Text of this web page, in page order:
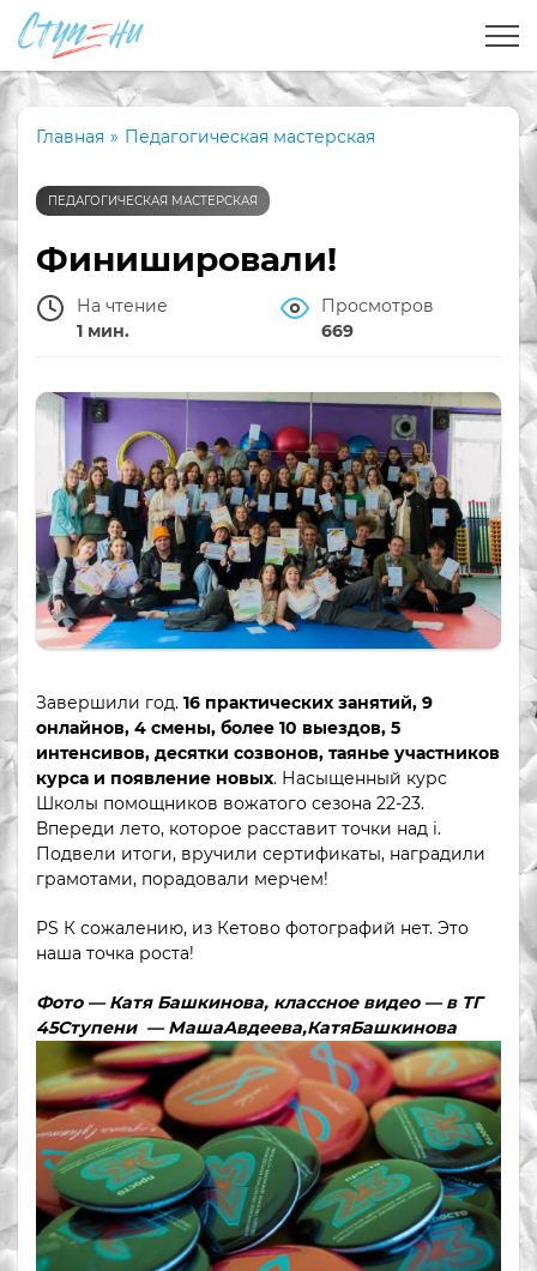
Главная » Педагогическая мастерская
ПЕДАГОГИЧЕСКАЯ МАСТЕРСКАЯ
Финишировали!
На чтение
1 мин.
Просмотров
669
Завершили год. 16 практических занятий, 9
онлайнов, 4 смены, более 10 выездов, 5
интенсивов, десятки созвонов, таянье участников
курса и появление новых. Насыщенный курс
Школы помощников вожатого сезона 22-23.
Впереди лето, которое расставит точки над i.
Подвели итоги, вручили сертификаты, наградили
грамотами, порадовали мерчем!
PS К сожалению, из Кетово фотографий нет. Это
наша точка роста!
Фото — Катя Башкинова, классное видео — в ТГ
45Ступени — МашаАвдеева,КатяБашкинова